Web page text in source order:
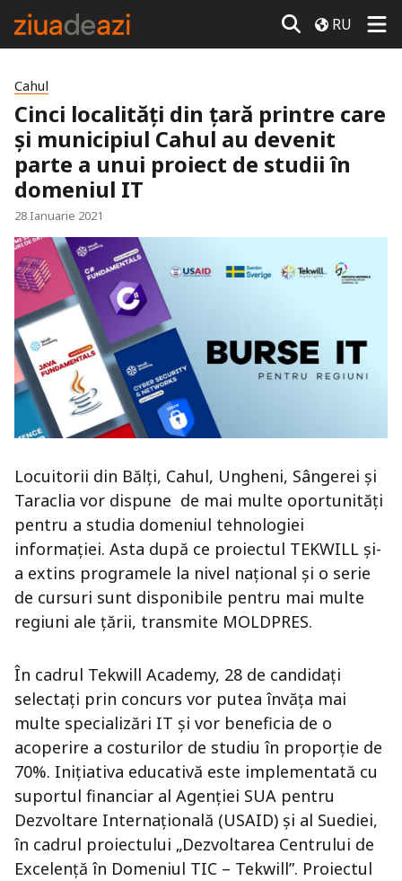
RU
Cahul
Cinci localități din ţară printre care
și municipiul Cahul au devenit
parte a unui proiect de studii în
domeniul IT
28 Ianuarie 2021
Locuitorii din Bălți, Cahul, Ungheni, Sângerei și
Taraclia vor dispune de mai multe oportunități
pentru a studia domeniul tehnologiei
informației. Asta după ce proiectul TEKWILL și-
a extins programele la nivel național şi o serie
de cursuri sunt disponibile pentru mai multe
regiuni ale țării, transmite MOLDPRES.
În cadrul Tekwill Academy, 28 de candidați
selectați prin concurs vor putea învăța mai
multe specializări IT și vor beneficia de o
acoperire a costurilor de studiu în proporție de
70%. Inițiativa educativă este implementată cu
suportul financiar al Agenției SUA pentru
Dezvoltare Internaţională (USAID) și al Suediei,
în cadrul proiectului „Dezvoltarea Centrului de
Excelență în Domeniul TIC – Tekwill”. Proiectul